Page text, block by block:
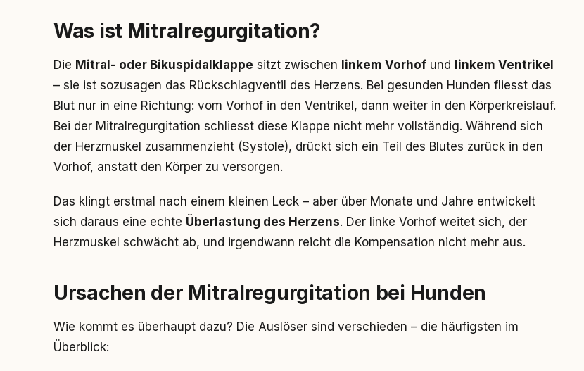
Was ist Mitralregurgitation?
Die Mitral- oder Bikuspidalklappe sitzt zwischen linkem Vorhof und
linkem Ventrikel
– sie ist sozusagen das Rückschlagventil des Herzens. Bei gesunden Hunden fliesst das
Blut nur in eine Richtung: vom Vorhof in den Ventrikel, dann weiter in den Körperkreislauf.
Bei der Mitralregurgitation schliesst diese Klappe nicht mehr vollständig. Während sich
der Herzmuskel zusammenzieht (Systole), drückt sich ein Teil des Blutes zurück in den
Vorhof, anstatt den Körper zu versorgen.
Das klingt erstmal nach einem kleinen Leck – aber über Monate und Jahre entwickelt
sich daraus eine echte Überlastung des Herzens. Der linke Vorhof weitet sich, der
Herzmuskel schwächt ab, und irgendwann reicht die Kompensation nicht mehr aus.
Ursachen der Mitralregurgitation bei Hunden
Wie kommt es überhaupt dazu? Die Auslöser sind verschieden – die häufigsten im
Überblick: